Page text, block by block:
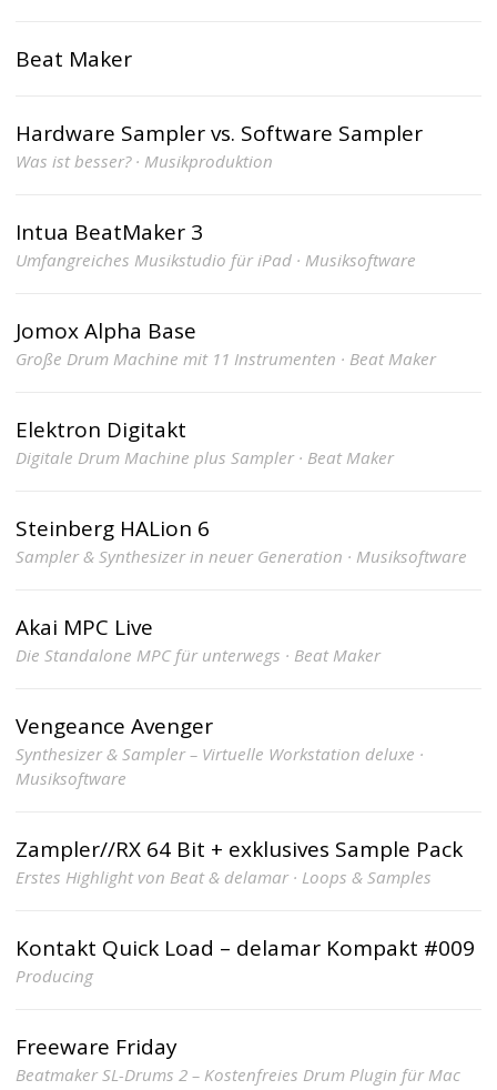
Beat Maker
Hardware Sampler vs. Software Sampler
Was ist besser? · Musikproduktion
Intua BeatMaker 3
Umfangreiches Musikstudio für iPad · Musiksoftware
Jomox Alpha Base
Große Drum Machine mit 11 Instrumenten · Beat Maker
Elektron Digitakt
Digitale Drum Machine plus Sampler · Beat Maker
Steinberg HALion 6
Sampler & Synthesizer in neuer Generation · Musiksoftware
Akai MPC Live
Die Standalone MPC für unterwegs · Beat Maker
Vengeance Avenger
Synthesizer & Sampler – Virtuelle Workstation deluxe ·
Musiksoftware
Zampler//RX 64 Bit + exklusives Sample Pack
Erstes Highlight von Beat & delamar · Loops & Samples
Kontakt Quick Load – delamar Kompakt #009
Producing
Freeware Friday
Beatmaker SL-Drums 2 – Kostenfreies Drum Plugin für Mac